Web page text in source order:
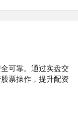
可靠。通过实盘交
票操作，提升配资